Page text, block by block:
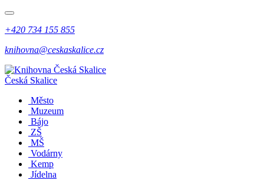
+420 734 155 855
knihovna@ceskaskalice.cz
Česká Skalice
Město
Muzeum
Bájo
ZŠ
MŠ
Vodárny
Kemp
Jídelna